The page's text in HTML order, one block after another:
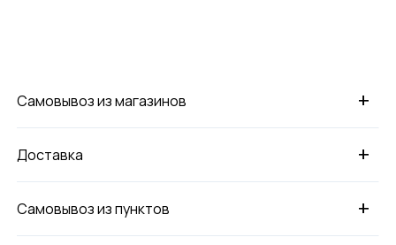
+
Самовывоз из магазинов
+
Доставка
+
Самовывоз из пунктов